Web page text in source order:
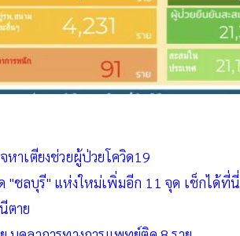
หาเตียงช่วยผู้ป่วยโควิด19
"ชลบุรี" แห่งใหม่เพิ่มอีก 11 จุด เช็กได้ที่นี่
ตาย